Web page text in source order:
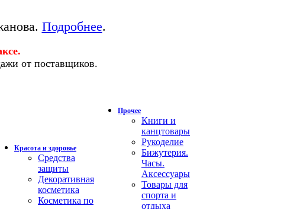
Подробнее.
от поставщиков.
Красота и здоровье
Средства
защиты
Декоративная
косметика
Косметика по
Прочее
Книги и
канцтовары
Рукоделие
Бижутерия.
Часы.
Аксессуары
Товары для
спорта и
отдыха